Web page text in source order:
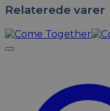
Relaterede varer